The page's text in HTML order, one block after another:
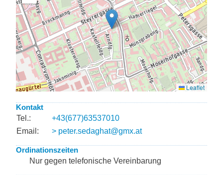
Kontakt
Tel.:
+43(677)63537010
Email:
> peter.sedaghat@gmx.at
Ordinationszeiten
Nur gegen telefonische Vereinbarung